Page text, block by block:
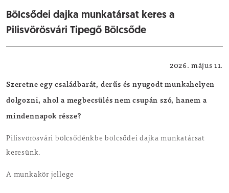
Bölcsődei dajka munkatársat keres a
Pilisvörösvári Tipegő Bölcsőde
2026. május 11.
Szeretne egy családbarát, derűs és nyugodt munkahelyen
dolgozni, ahol a megbecsülés nem csupán szó, hanem a
mindennapok része?
Pilisvörösvári bölcsődénkbe bölcsődei dajka munkatársat
keresünk.
A munkakör jellege